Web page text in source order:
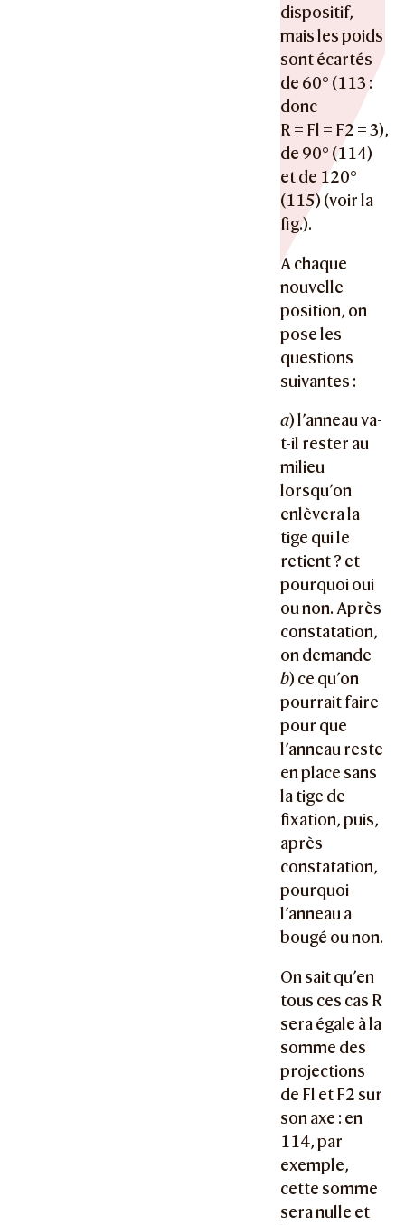
dispositif,
mais les poids
sont écartés
de 60° (113 :
donc
R = Fl = F2 = 3),
de 90° (114)
et de 120°
(115) (voir la
fig.).
A chaque
nouvelle
position, on
pose les
questions
suivantes :
a) l’anneau va-
t-il rester au
milieu
lorsqu’on
enlèvera la
tige qui le
retient ? et
pourquoi oui
ou non. Après
constatation,
on demande
b) ce qu’on
pourrait faire
pour que
l’anneau reste
en place sans
la tige de
fixation, puis,
après
constatation,
pourquoi
l’anneau a
bougé ou non.
On sait qu’en
tous ces cas R
sera égale à la
somme des
projections
de Fl et F2 sur
son axe : en
114, par
exemple,
cette somme
sera nulle et